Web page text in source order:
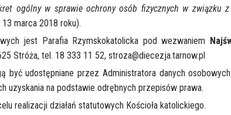
ogólny w sprawie ochrony osób fizycznych w związku z
13 marca 2018 roku).
jest Parafia Rzymskokatolicka pod wezwaniem
Stróża, tel. 18 333 11 52, stroza@diecezja.tarnow.pl
być udostępniane przez Administratora danych
uzyskania na podstawie odrębnych przepisów prawa.
realizacji działań statutowych Kościoła katolickiego.